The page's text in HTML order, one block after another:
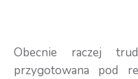
Obecnie raczej
przygotowana pod